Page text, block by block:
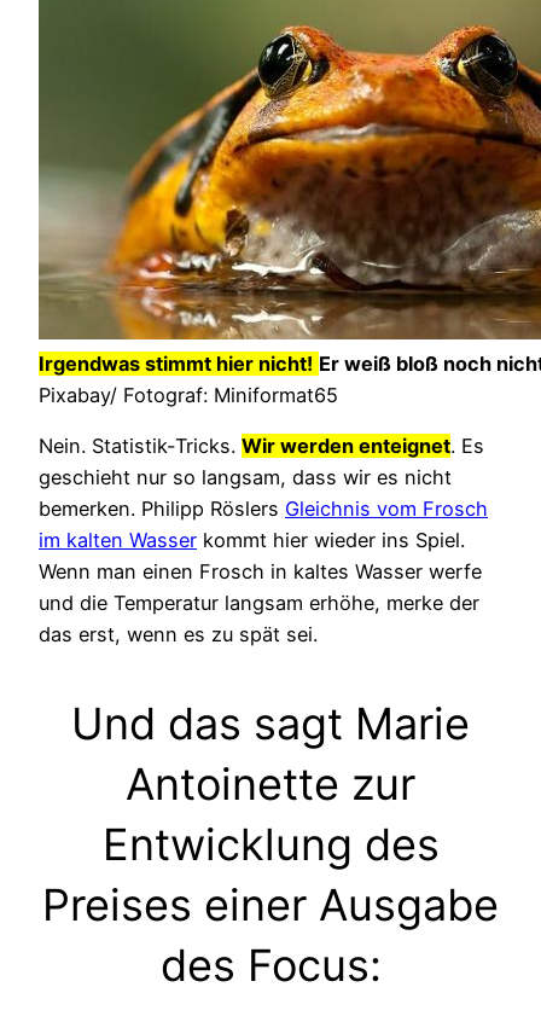
Irgendwas stimmt hier nicht! Er weiß bloß noch
Pixabay/ Fotograf: Miniformat65
Nein. Statistik-Tricks. Wir werden enteignet. Es
geschieht nur so langsam, dass wir es nicht
bemerken. Philipp Röslers Gleichnis vom Frosch
im kalten Wasser kommt hier wieder ins Spiel.
Wenn man einen Frosch in kaltes Wasser werfe
und die Temperatur langsam erhöhe, merke der
das erst, wenn es zu spät sei.
Und das sagt Marie
Antoinette zur
Entwicklung des
Preises einer Ausgabe
des Focus: